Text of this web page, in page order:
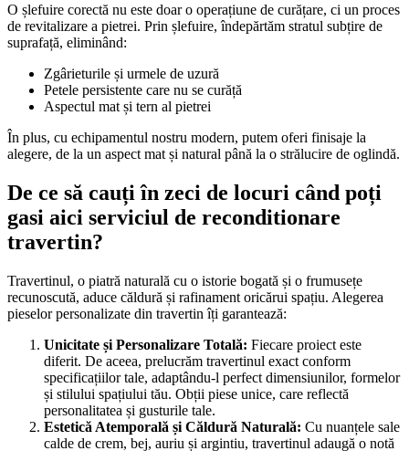
O șlefuire corectă nu este doar o operațiune de curățare, ci un proces
de revitalizare a pietrei. Prin șlefuire, îndepărtăm stratul subțire de
suprafață, eliminând:
Zgârieturile și urmele de uzură
Petele persistente care nu se curăță
Aspectul mat și tern al pietrei
În plus, cu echipamentul nostru modern, putem oferi finisaje la
alegere, de la un aspect mat și natural până la o strălucire de oglindă.
De ce să cauți în zeci de locuri când poți
gasi aici serviciul de reconditionare
travertin?
Travertinul, o piatră naturală cu o istorie bogată și o frumusețe
recunoscută, aduce căldură și rafinament oricărui spațiu. Alegerea
pieselor personalizate din travertin îți garantează:
Unicitate și Personalizare Totală: Fiecare proiect este
diferit. De aceea, prelucrăm travertinul exact conform
specificațiilor tale, adaptându-l perfect dimensiunilor, formelor
și stilului spațiului tău. Obții piese unice, care reflectă
personalitatea și gusturile tale.
Estetică Atemporală și Căldură Naturală: Cu nuanțele sale
calde de crem, bej, auriu și argintiu, travertinul adaugă o notă